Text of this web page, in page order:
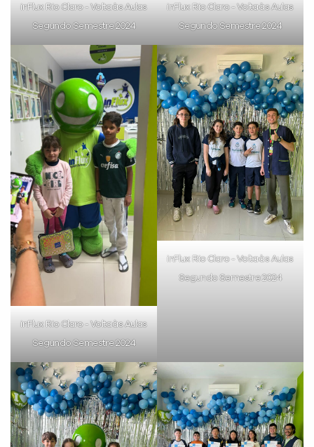
inFlux Rio Claro - Volta às Aulas
Segundo Semestre 2024
inFlux Rio Claro - Volta às Aulas
Segundo Semestre 2024
inFlux Rio Claro - Volta às Aulas
Segundo Semestre 2024
inFlux Rio Claro - Volta às Aulas
Segundo Semestre 2024